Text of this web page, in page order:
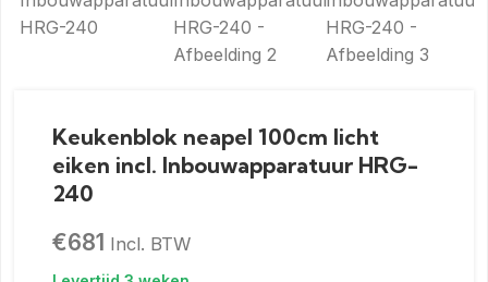
Keukenblok neapel 100cm licht
eiken incl. Inbouwapparatuur HRG-
240
€681 Incl. BTW